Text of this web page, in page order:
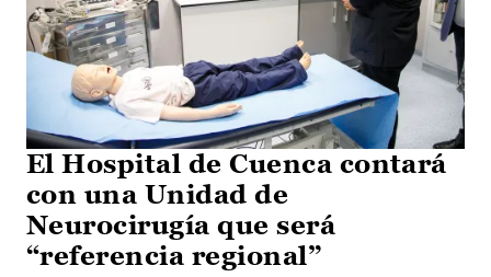
El Hospital de Cuenca contará
con una Unidad de
Neurocirugía que será
“referencia regional”